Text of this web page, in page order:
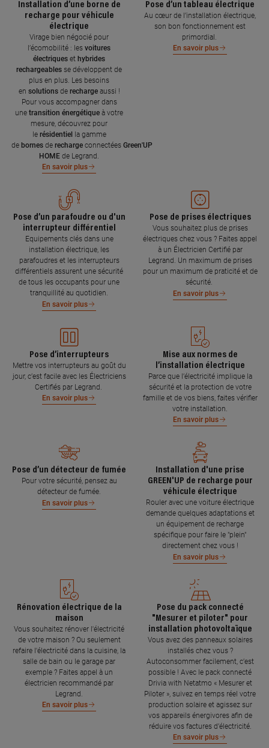
Installation d’une borne de
recharge pour véhicule
électrique
Virage bien négocié pour
l’écomobilité : les voitures
électriques et hybrides
rechargeables se développent de
plus en plus. Les besoins
en solutions de recharge aussi !
Pour vous accompagner dans
une transition énergétique à votre
mesure, découvrez pour
le résidentiel la gamme
de bornes de recharge connectées Green'UP
HOME de Legrand.
En savoir plus
Pose d’un tableau électrique
Au cœur de l’installation électrique,
son bon fonctionnement est
primordial.
En savoir plus
Pose d’un parafoudre ou d'un
interrupteur différentiel
Equipements clés dans une
installation électrique, les
parafoudres et les interrupteurs
différentiels assurent une sécurité
de tous les occupants pour une
tranquillité au quotidien.
En savoir plus
Pose de prises électriques
Vous souhaitez plus de prises
électriques chez vous ? Faites appel
à un Électricien Certifié par
Legrand. Un maximum de prises
pour un maximum de praticité et de
sécurité.
En savoir plus
Pose d’interrupteurs
Mettre vos interrupteurs au goût du
jour, c’est facile avec les Électriciens
Certifiés par Legrand.
En savoir plus
Mise aux normes de
l’installation électrique
Parce que l’électricité implique la
sécurité et la protection de votre
famille et de vos biens, faites vérifier
votre installation.
En savoir plus
Pose d’un détecteur de fumée
Pour votre sécurité, pensez au
détecteur de fumée.
En savoir plus
Installation d'une prise
GREEN'UP de recharge pour
véhicule électrique
Rouler avec une voiture électrique
demande quelques adaptations et
un équipement de recharge
spécifique pour faire le "plein"
directement chez vous !
En savoir plus
Rénovation électrique de la
maison
Vous souhaitez rénover l'électricité
de votre maison ? Ou seulement
refaire l'électricité dans la cuisine, la
salle de bain ou le garage par
exemple ? Faites appel à un
électricien recommandé par
Legrand.
En savoir plus
Pose du pack connecté
"Mesurer et piloter" pour
installation photovoltaïque
Vous avez des panneaux solaires
installés chez vous ?
Autoconsommer facilement, c’est
possible ! Avec le pack connecté
Drivia with Netatmo « Mesurer et
Piloter », suivez en temps réel votre
production solaire et agissez sur
vos appareils énergivores afin de
réduire vos factures d’électricité.
En savoir plus